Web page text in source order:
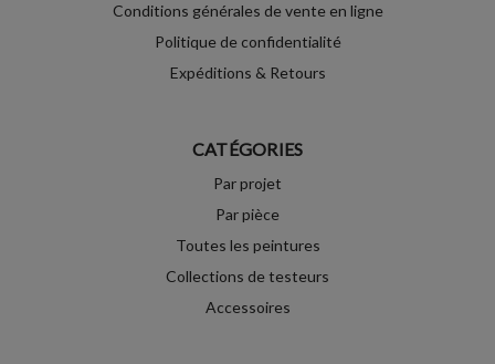
Conditions générales de vente en ligne
Politique de confidentialité
Expéditions & Retours
CATÉGORIES
Par projet
Par pièce
Toutes les peintures
Collections de testeurs
Accessoires